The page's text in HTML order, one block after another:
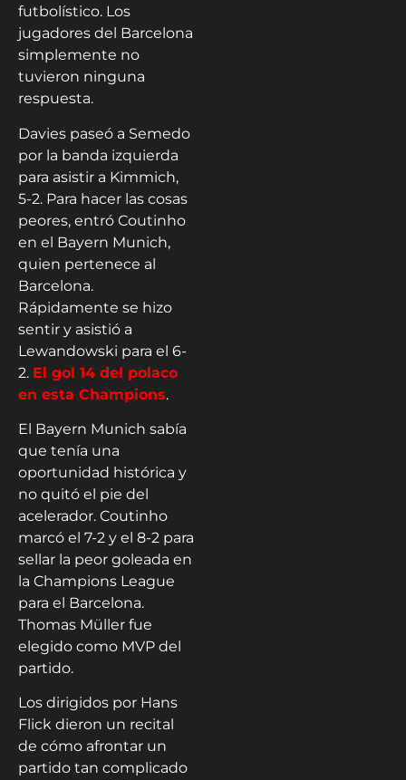
futbolístico. Los
jugadores del Barcelona
simplemente no
tuvieron ninguna
respuesta.
Davies paseó a Semedo
por la banda izquierda
para asistir a Kimmich,
5-2. Para hacer las cosas
peores, entró Coutinho
en el Bayern Munich,
quien pertenece al
Barcelona.
Rápidamente se hizo
sentir y asistió a
Lewandowski para el 6-
2. El gol 14 del polaco
en esta Champions.
El Bayern Munich sabía
que tenía una
oportunidad histórica y
no quitó el pie del
acelerador. Coutinho
marcó el 7-2 y el 8-2 para
sellar la peor goleada en
la Champions League
para el Barcelona.
Thomas Müller fue
elegido como MVP del
partido.
Los dirigidos por Hans
Flick dieron un recital
de cómo afrontar un
partido tan complicado